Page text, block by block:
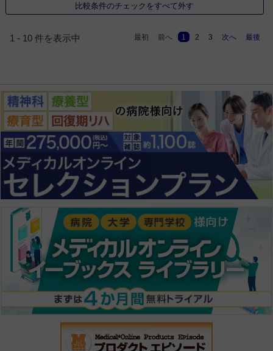
比較条件のチェックをすべて外す
1 - 10 件を表示中 最初 前へ 1 2 3 次へ 最後